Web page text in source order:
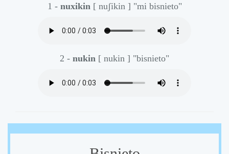
1 - nuxikin [ nuʃikin ] "mi bisnieto"
2 - nukin [ nukin ] "bisnieto"